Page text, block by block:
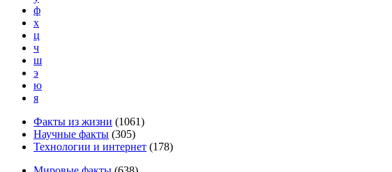
ф
х
ц
ч
ш
э
ю
я
Факты из жизни (1061)
Научные факты (305)
Технологии и интернет (178)